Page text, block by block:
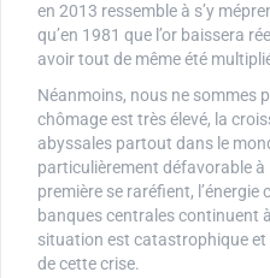
en 2013 ressemble à s’y
qu’en 1981 que l’or baissera
avoir tout de même été
Néanmoins, nous ne sommes
chômage est très élevé, la
abyssales partout dans le
particulièrement défavorable à
première se raréfient, l’énergie
banques centrales continuent
situation est catastrophique et
de cette crise.